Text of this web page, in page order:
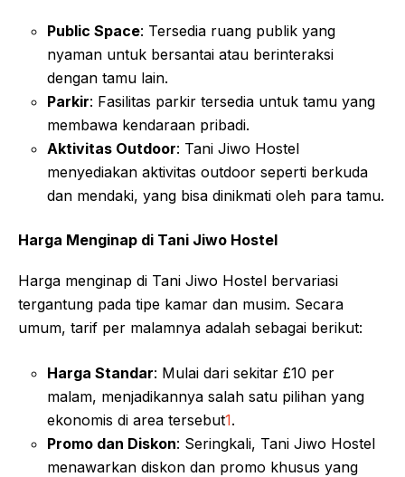
Public Space: Tersedia ruang publik yang
nyaman untuk bersantai atau berinteraksi
dengan tamu lain.
Parkir: Fasilitas parkir tersedia untuk tamu yang
membawa kendaraan pribadi.
Aktivitas Outdoor: Tani Jiwo Hostel
menyediakan aktivitas outdoor seperti berkuda
dan mendaki, yang bisa dinikmati oleh para tamu.
Harga Menginap di Tani Jiwo Hostel
Harga menginap di Tani Jiwo Hostel bervariasi
tergantung pada tipe kamar dan musim. Secara
umum, tarif per malamnya adalah sebagai berikut:
Harga Standar: Mulai dari sekitar £10 per
malam, menjadikannya salah satu pilihan yang
ekonomis di area tersebut1.
Promo dan Diskon: Seringkali, Tani Jiwo Hostel
menawarkan diskon dan promo khusus yang